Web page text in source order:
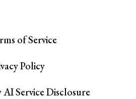
of Service
Policy
Service Disclosure